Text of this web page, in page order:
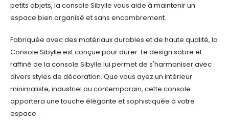
petits objets, la console Sibylle vous aide à maintenir un
espace bien organisé et sans encombrement.
Fabriquée avec des matériaux durables et de haute qualité, la
Console Sibylle est conçue pour durer. Le design sobre et
raffiné de la console Sibylle lui permet de s'harmoniser avec
divers styles de décoration. Que vous ayez un intérieur
minimaliste, industriel ou contemporain, cette console
apportera une touche élégante et sophistiquée à votre
espace.